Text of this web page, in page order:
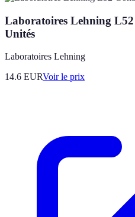
Laboratoires Lehning
Unités
Laboratoires Lehning
14.6 EURVoir le prix